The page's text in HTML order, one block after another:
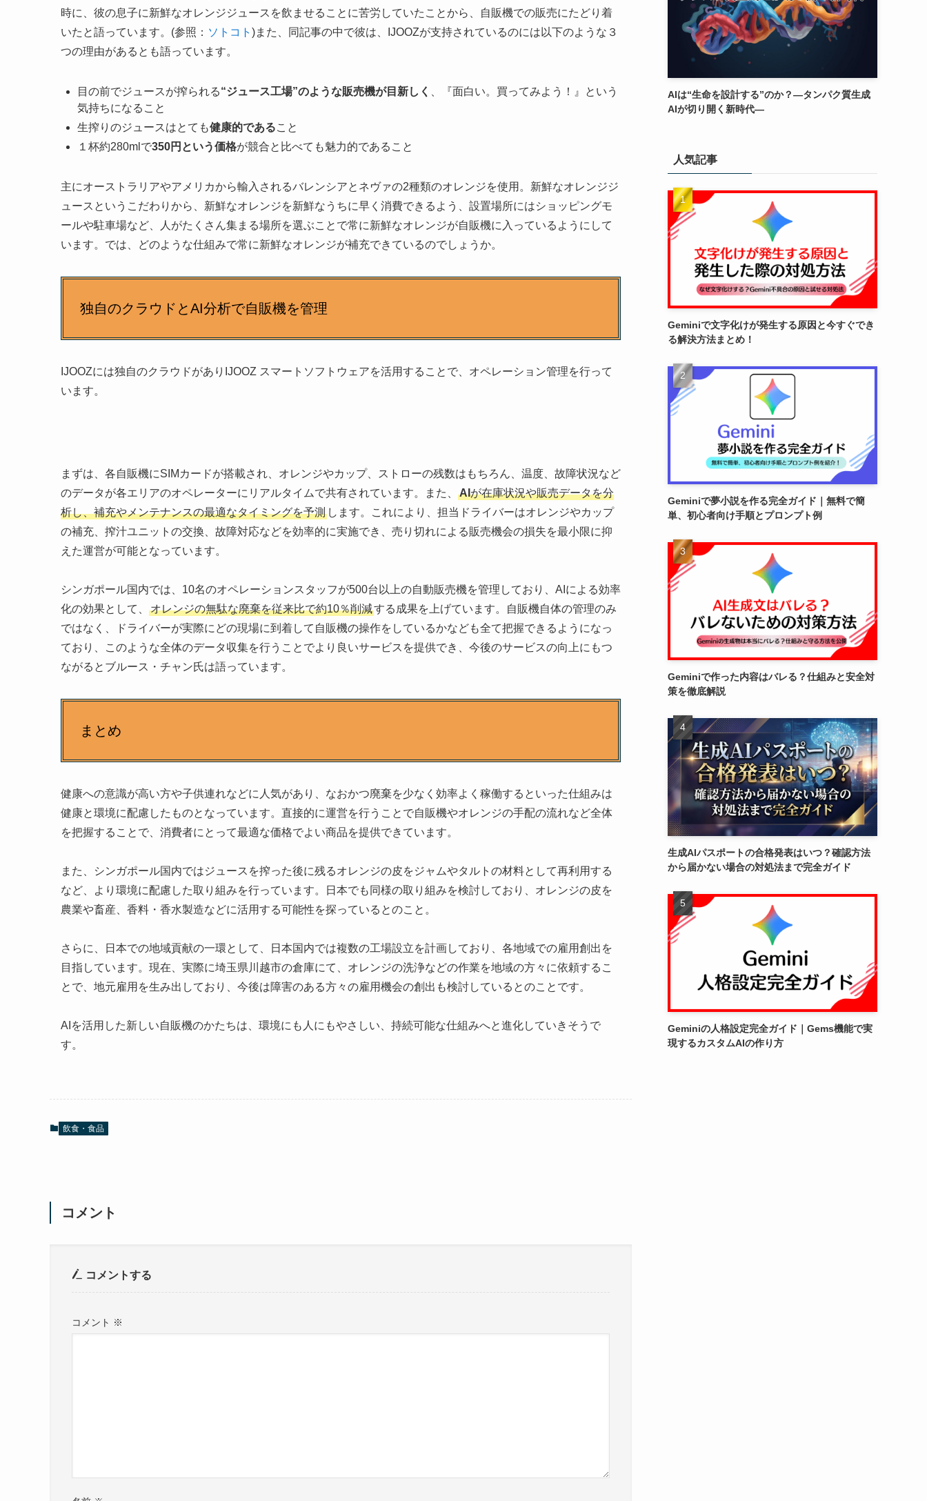
時に、彼の息子に新鮮なオレンジジュースを飲ませることに苦労していたことから、自販機での販売にたどり着
いたと語っています。(参照： ソトコト )また、同記事の中で彼は、IJOOZが支持されているのには以下のような３
つの理由があるとも語っています。
目の前でジュースが搾られる“ジュース工場”のような販売機が目新しく
、『面白い。買ってみよう！』という
気持ちになること
生搾りのジュースはとても健康的であること
１杯約280mlで350円という価格が競合と比べても魅力的であること
主にオーストラリアやアメリカから輸入されるバレンシアとネヴァの2種類のオレンジを使用。新鮮なオレンジジ
ュースというこだわりから、新鮮なオレンジを新鮮なうちに早く消費できるよう、設置場所にはショッピングモ
ールや駐車場など、人がたくさん集まる場所を選ぶことで常に新鮮なオレンジが自販機に入っているようにして
います。では、どのような仕組みで常に新鮮なオレンジが補充できているのでしょうか。
独自のクラウドとAI分析で自販機を管理
IJOOZには独自のクラウドがありIJOOZ スマートソフトウェアを活用することで、オペレーション管理を行って
います。
まずは、各自販機にSIMカードが搭載され、オレンジやカップ、ストローの残数はもちろん、温度、故障状況など
のデータが各エリアのオペレーターにリアルタイムで共有されています。また、
AIが在庫状況や販売データを分
析し、補充やメンテナンスの最適なタイミングを予測 します。これにより、担当ドライバーはオレンジやカップ
の補充、搾汁ユニットの交換、故障対応などを効率的に実施でき、売り切れによる販売機会の損失を最小限に抑
えた運営が可能となっています。
シンガポール国内では、10名のオペレーションスタッフが500台以上の自動販売機を管理しており、AIによる効率
化の効果として、
オレンジの無駄な廃棄を従来比で約10％削減する成果を上げています。自販機自体の管理のみ
ではなく、ドライバーが実際にどの現場に到着して自販機の操作をしているかなども全て把握できるようになっ
ており、このような全体のデータ収集を行うことでより良いサービスを提供でき、今後のサービスの向上にもつ
ながるとブルース・チャン氏は語っています。
まとめ
健康への意識が高い方や子供連れなどに人気があり、なおかつ廃棄を少なく効率よく稼働するといった仕組みは
健康と環境に配慮したものとなっています。直接的に運営を行うことで自販機やオレンジの手配の流れなど全体
を把握することで、消費者にとって最適な価格でよい商品を提供できています。
また、シンガポール国内ではジュースを搾った後に残るオレンジの皮をジャムやタルトの材料として再利用する
など、より環境に配慮した取り組みを行っています。日本でも同様の取り組みを検討しており、オレンジの皮を
農業や畜産、香料・香水製造などに活用する可能性を探っているとのこと。
さらに、日本での地域貢献の一環として、日本国内では複数の工場設立を計画しており、各地域での雇用創出を
目指しています。現在、実際に埼玉県川越市の倉庫にて、オレンジの洗浄などの作業を地域の方々に依頼するこ
とで、地元雇用を生み出しており、今後は障害のある方々の雇用機会の創出も検討しているとのことです。
AIを活用した新しい自販機のかたちは、環境にも人にもやさしい、持続可能な仕組みへと進化していきそうで
す。
飲食・食品
コメント
コメントする
コメント ※
AIは“生命を設計する”のか？―タンパク質生成
AIが切り開く新時代―
人気記事
Geminiで文字化けが発生する原因と今すぐでき
る解決方法まとめ！
Geminiで夢小説を作る完全ガイド｜無料で簡
単、初心者向け手順とプロンプト例
Geminiで作った内容はバレる？仕組みと安全対
策を徹底解説
生成AIパスポートの合格発表はいつ？確認方法
から届かない場合の対処法まで完全ガイド
Geminiの人格設定完全ガイド｜Gems機能で実
現するカスタムAIの作り方